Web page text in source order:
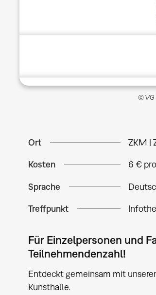
© VG
Ort ZKM |
Kosten 6 €
Sprache
Treffpunkt
Für Einzelpersonen und
Teilnehmendenzahl!
Entdeckt gemeinsam mit
Kunsthalle.